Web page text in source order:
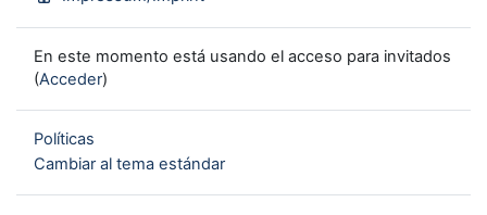
En este momento está usando el acceso para invitados
(Acceder)
Políticas
Cambiar al tema estándar